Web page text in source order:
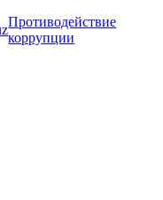
Противодействие
коррупции